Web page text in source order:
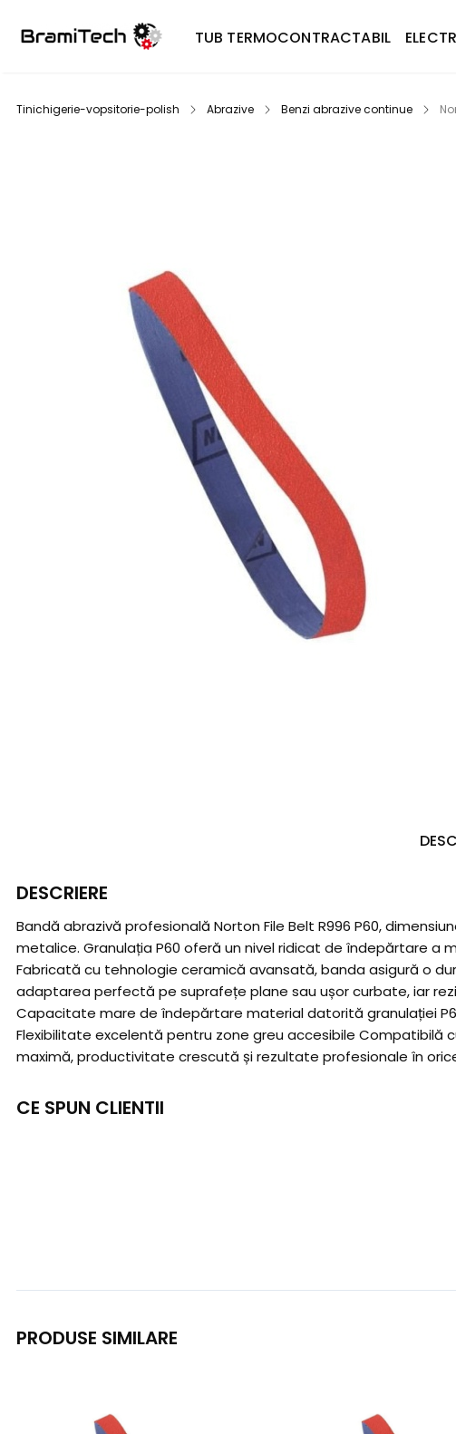
TUB TERMOCONTRACTABIL
Tinichigerie-vopsitorie-polish Abrazive Benzi abrazive continue
DESCRIERE
Bandă abrazivă profesională Norton File Belt R996 P60,
metalice. Granulația P60 oferă un nivel ridicat de îndepărtare a
Fabricată cu tehnologie ceramică avansată, banda asigură o
adaptarea perfectă pe suprafețe plane sau ușor curbate, iar
Capacitate mare de îndepărtare material datorită granulației
Flexibilitate excelentă pentru zone greu accesibile
maximă, productivitate crescută și rezultate profesionale în
CE SPUN CLIENTII
PRODUSE SIMILARE